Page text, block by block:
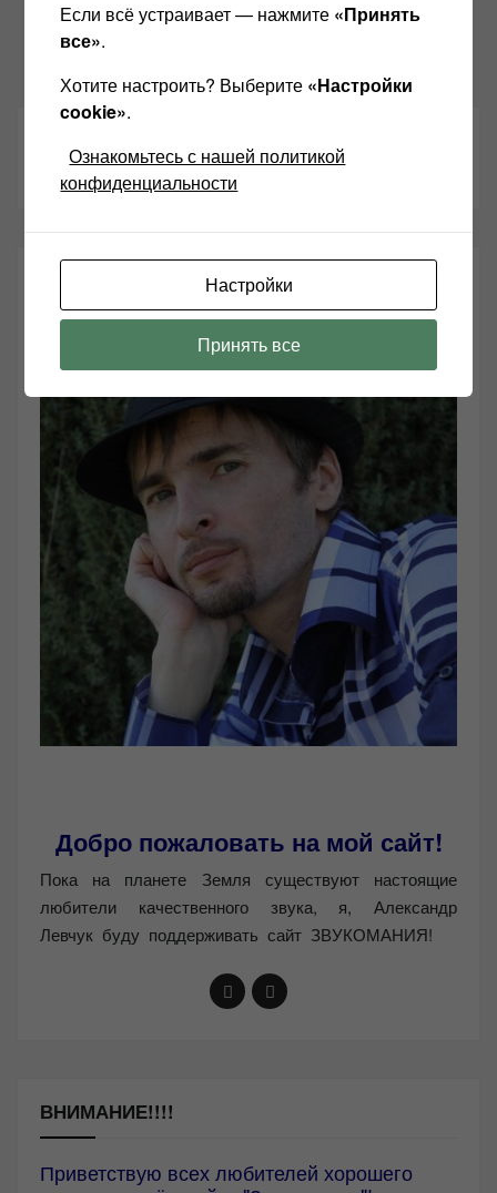
РЕДАКТОР САЙТА:
Добро пожаловать на мой сайт!
Пока на планете Земля существуют настоящие
любители качественного звука, я, Александр
Левчук буду поддерживать сайт ЗВУКОМАНИЯ!
ВНИМАНИЕ!!!!
Приветствую всех любителей хорошего
Если всё устраивает — нажмите «Принять
все».
Хотите настроить? Выберите «Настройки
cookie».
Ознакомьтесь с нашей политикой
конфиденциальности
Настройки
Принять все